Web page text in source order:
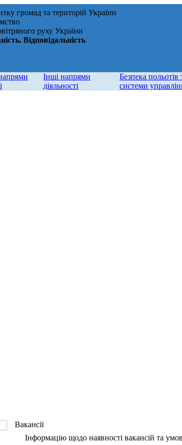
громад та територій України
руху України
Відповідальність
Інші напрями
діяльності
Безпека польотів
системи
Вакансії
Інформацію щодо наявності вакансій та